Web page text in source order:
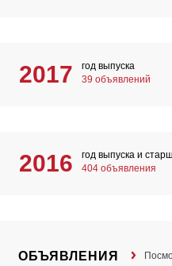
2017
год выпуска
39 объявлений
2016
год выпуска и
404 объявления
ОБЪЯВЛЕНИЯ